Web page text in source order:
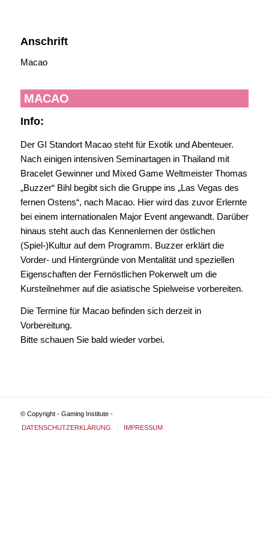
Anschrift
Macao
MACAO
Info:
Der GI Standort Macao steht für Exotik und Abenteuer.
Nach einigen intensiven Seminartagen in Thailand mit
Bracelet Gewinner und Mixed Game Weltmeister Thomas
„Buzzer“ Bihl begibt sich die Gruppe ins „Las Vegas des
fernen Ostens“, nach Macao. Hier wird das zuvor Erlernte
bei einem internationalen Major Event angewandt. Darüber
hinaus steht auch das Kennenlernen der östlichen
(Spiel-)Kultur auf dem Programm. Buzzer erklärt die
Vorder- und Hintergründe von Mentalität und speziellen
Eigenschaften der Fernöstlichen Pokerwelt um die
Kursteilnehmer auf die asiatische Spielweise vorbereiten.
Die Termine für Macao befinden sich derzeit in
Vorbereitung.
Bitte schauen Sie bald wieder vorbei.
© Copyright - Gaming Institute -
DATENSCHUTZERKLÄRUNG
IMPRESSUM